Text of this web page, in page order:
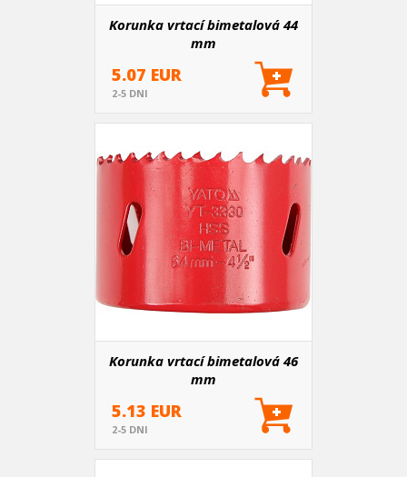
Korunka vrtací bimetalová 44
mm
5.07 EUR
2-5 DNI
Korunka vrtací bimetalová 46
mm
5.13 EUR
2-5 DNI